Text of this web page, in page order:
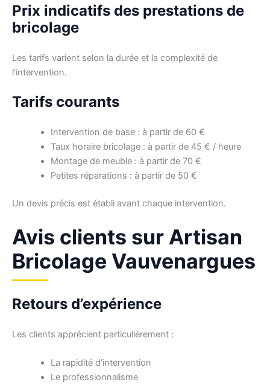
Prix indicatifs des prestations de
bricolage
Les tarifs varient selon la durée et la complexité de
l’intervention.
Tarifs courants
Intervention de base : à partir de 60 €
Taux horaire bricolage : à partir de 45 € / heure
Montage de meuble : à partir de 70 €
Petites réparations : à partir de 50 €
Un devis précis est établi avant chaque intervention.
Avis clients sur Artisan
Bricolage Vauvenargues
Retours d’expérience
Les clients apprécient particulièrement :
La rapidité d’intervention
Le professionnalisme